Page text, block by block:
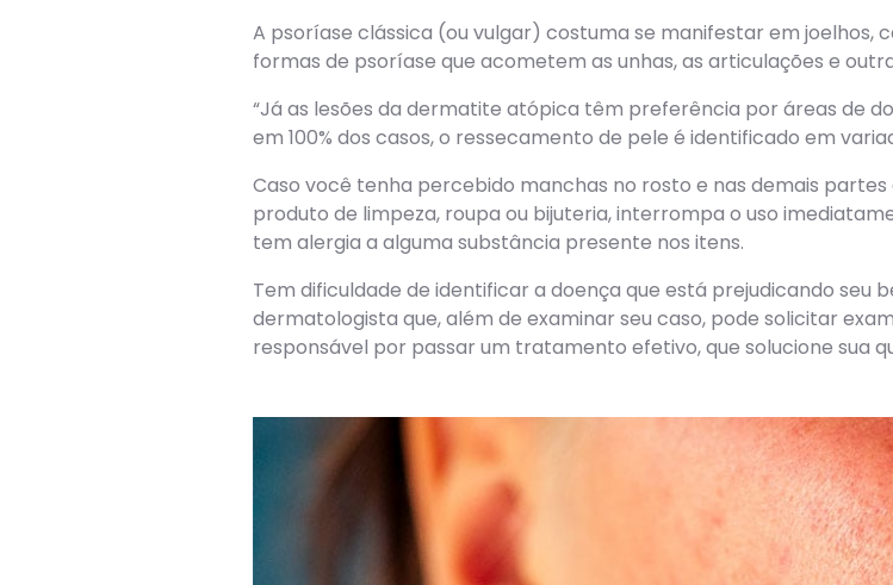
A psoríase clássica (ou vulgar) costuma se manifestar em joelhos,
formas de psoríase que acometem as unhas, as articulações e
“Já as lesões da dermatite atópica têm preferência por áreas de
em 100% dos casos, o ressecamento de pele é identificado em
Caso você tenha percebido manchas no rosto e nas demais
produto de limpeza, roupa ou bijuteria, interrompa o uso
tem alergia a alguma substância presente nos itens.
Tem dificuldade de identificar a doença que está prejudicando seu
dermatologista que, além de examinar seu caso, pode solicitar
responsável por passar um tratamento efetivo, que solucione sua